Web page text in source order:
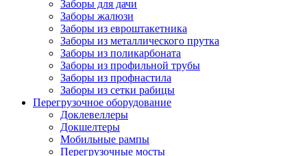
Заборы для дачи
Заборы жалюзи
Заборы из евроштакетника
Заборы из металлического прутка
Заборы из поликарбоната
Заборы из профильной трубы
Заборы из профнастила
Заборы из сетки рабицы
Перегрузочное оборудование
Доклевеллеры
Докшелтеры
Мобильные рампы
Перегрузочные мосты